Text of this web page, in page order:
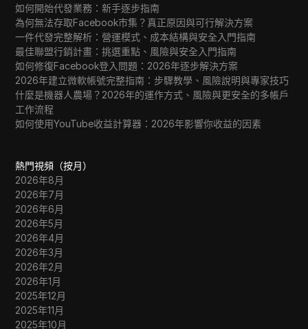
如何開始代發業務：新手逐步指南
為何無法存取Facebook市集？真正原因與可行解決方案
一件代發完整解析：營運模式、成本結構與安全入門指南
最佳聯盟行銷計畫：挑選重點、風險與安全入門指南
如何修復Facebook登入問題：2026年逐步解決方案
2026年建立微軟帳號完整指南：步驟教學、風險說明與專家技巧
什麼是機器人農場？2026年的運作方式、風險與更安全的多帳戶
工作流程
如何使用YouTube收益計算器：2026年影響你收益的因素
熱門視頻（按月）
2026年8月
2026年7月
2026年6月
2026年5月
2026年4月
2026年3月
2026年2月
2026年1月
2025年12月
2025年11月
2025年10月